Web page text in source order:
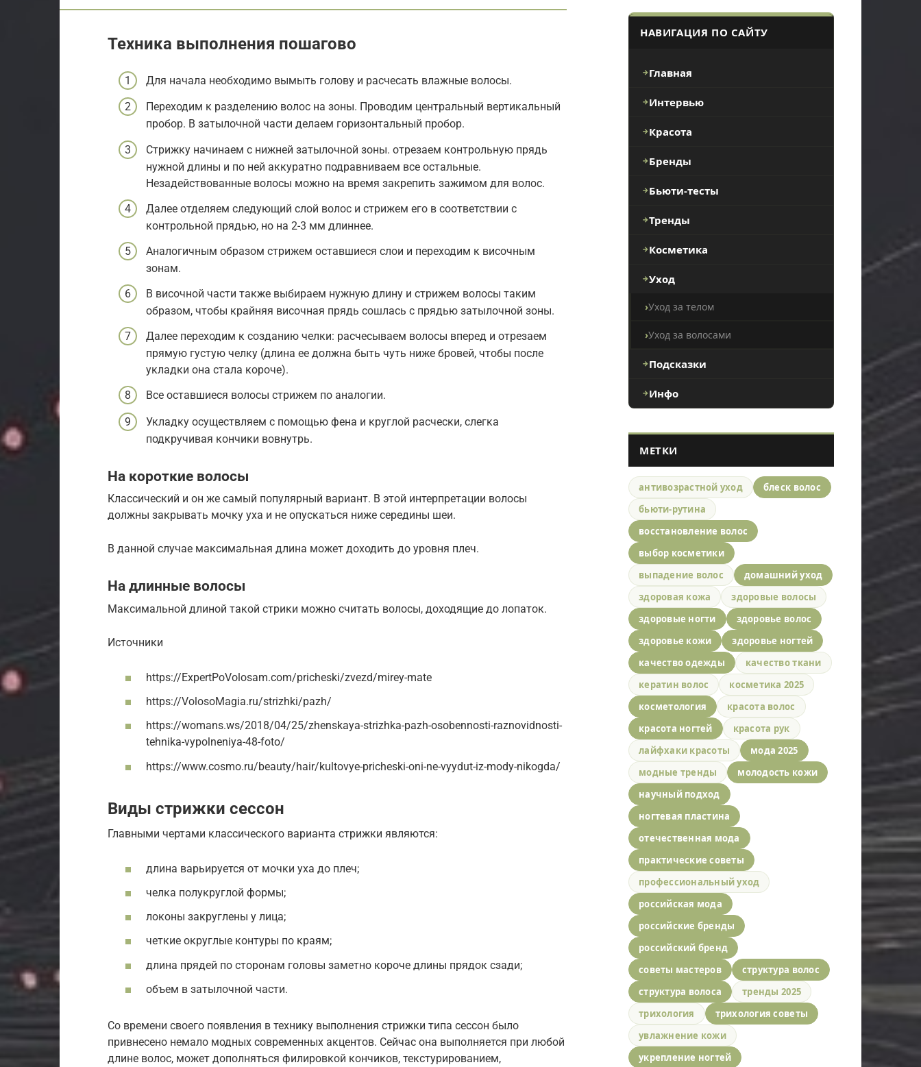
Техника выполнения пошагово
Для начала необходимо вымыть голову и расчесать влажные волосы.
Переходим к разделению волос на зоны. Проводим центральный вертикальный
пробор. В затылочной части делаем горизонтальный пробор.
Стрижку начинаем с нижней затылочной зоны. отрезаем контрольную прядь
нужной длины и по ней аккуратно подравниваем все остальные.
Незадействованные волосы можно на время закрепить зажимом для волос.
Далее отделяем следующий слой волос и стрижем его в соответствии с
контрольной прядью, но на 2-3 мм длиннее.
Аналогичным образом стрижем оставшиеся слои и переходим к височным
зонам.
В височной части также выбираем нужную длину и стрижем волосы таким
образом, чтобы крайняя височная прядь сошлась с прядью затылочной зоны.
Далее переходим к созданию челки: расчесываем волосы вперед и отрезаем
прямую густую челку (длина ее должна быть чуть ниже бровей, чтобы после
укладки она стала короче).
Все оставшиеся волосы стрижем по аналогии.
Укладку осуществляем с помощью фена и круглой расчески, слегка
подкручивая кончики вовнутрь.
На короткие волосы
Классический и он же самый популярный вариант. В этой интерпретации волосы
должны закрывать мочку уха и не опускаться ниже середины шеи.
В данной случае максимальная длина может доходить до уровня плеч.
На длинные волосы
Максимальной длиной такой стрики можно считать волосы, доходящие до лопаток.
Источники
https://ExpertPoVolosam.com/pricheski/zvezd/mirey-mate
https://VolosoMagia.ru/strizhki/pazh/
https://womans.ws/2018/04/25/zhenskaya-strizhka-pazh-osobennosti-raznovidnosti-
tehnika-vypolneniya-48-foto/
https://www.cosmo.ru/beauty/hair/kultovye-pricheski-oni-ne-vyydut-iz-mody-nikogda/
Виды стрижки сессон
Главными чертами классического варианта стрижки являются:
длина варьируется от мочки уха до плеч;
челка полукруглой формы;
локоны закруглены у лица;
четкие округлые контуры по краям;
длина прядей по сторонам головы заметно короче длины прядок сзади;
объем в затылочной части.
Со времени своего появления в технику выполнения стрижки типа сессон было
привнесено немало модных современных акцентов. Сейчас она выполняется при любой
длине волос, может дополняться филировкой кончиков, текстурированием,
НАВИГАЦИЯ ПО САЙТУ
Главная
Интервью
Красота
Бренды
Бьюти-тесты
Тренды
Косметика
Уход
Уход за телом
Уход за волосами
Подсказки
Инфо
МЕТКИ
антивозрастной уход
блеск волос
бьюти-рутина
восстановление волос
выбор косметики
выпадение волос
домашний уход
здоровая кожа
здоровые волосы
здоровые ногти
здоровье волос
здоровье кожи
здоровье ногтей
качество одежды
качество ткани
кератин волос
косметика 2025
косметология
красота волос
красота ногтей
красота рук
лайфхаки красоты
мода 2025
модные тренды
молодость кожи
научный подход
ногтевая пластина
отечественная мода
практические советы
профессиональный уход
российская мода
российские бренды
российский бренд
советы мастеров
структура волос
структура волоса
тренды 2025
трихология
трихология советы
увлажнение кожи
укрепление ногтей